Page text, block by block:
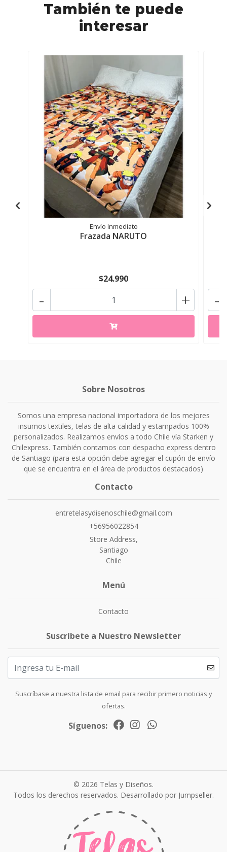
También te puede
interesar
Envío Inmediato
Frazada NARUTO
$24.990
+
- -
Sobre Nosotros
Somos una empresa nacional importadora de los mejores
insumos textiles, telas de alta calidad y estampados 100%
personalizados. Realizamos envíos a todo Chile vía Starken y
Chilexpress. También contamos con despacho express dentro
de Santiago (para esta opción debe agregar el cupón de envío
que se encuentra en el área de productos destacados)
Contacto
entretelasydisenoschile@gmail.com
+56956022854
Store Address,
Santiago
Chile
Menú
Contacto
Suscríbete a Nuestro Newsletter
Suscríbase a nuestra lista de email para recibir primero noticias y
ofertas.
Síguenos:
© 2026 Telas y Diseños.
Todos los derechos reservados. Desarrollado por Jumpseller.